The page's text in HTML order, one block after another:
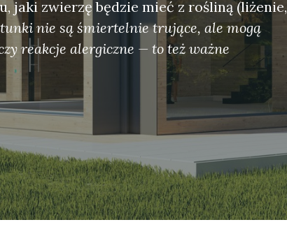
jaki zwierzę będzie mieć z rośliną (liżenie,
nie są śmiertelnie trujące, ale mogą
reakcje alergiczne — to też ważne